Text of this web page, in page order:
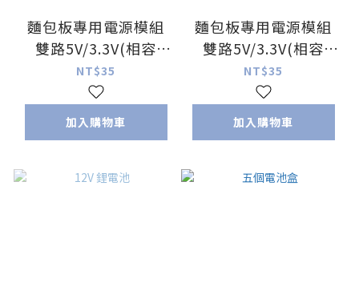
麵包板專用電源模組
雙路5V/3.3V(相容
Arduino)(黑)
NT$35
加入購物車
麵包板專用電源模組
雙路5V/3.3V(相容
Arduino)
NT$35
加入購物車